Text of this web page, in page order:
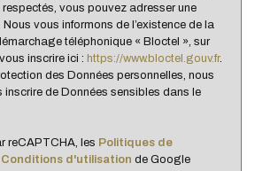
famille
47,25 %
2 enfants
0,37 %
26,02 %
vous pouvez adresser une
vous informons de l’existence de la
téléphonique « Bloctel », sur
inscrire ici : https://www.bloctel.gouv.fr.
des Données personnelles, nous
de Données sensibles dans le
reCAPTCHA, les Politiques de
Conditions d'utilisation de Google